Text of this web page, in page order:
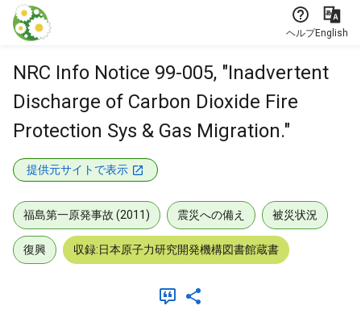
本文に飛ぶ
ヘルプEnglish
NRC Info Notice 99-005, "Inadvertent
Discharge of Carbon Dioxide Fire
Protection Sys & Gas Migration."
提供元サイトで表示
福島第一原発事故 (2011) 震災への備え 被災状況
復興 収録:日本原子力研究開発機構図書館蔵書